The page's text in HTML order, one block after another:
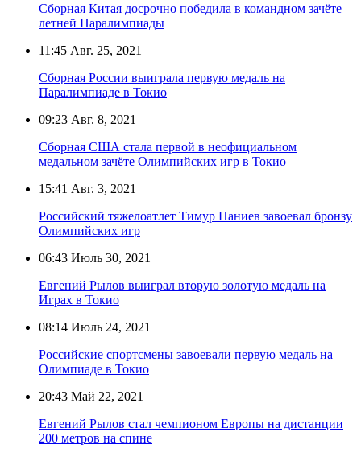
Сборная Китая досрочно победила в командном зачёте
летней Паралимпиады
11:45 Авг. 25, 2021
Сборная России выиграла первую медаль на
Паралимпиаде в Токио
09:23 Авг. 8, 2021
Сборная США стала первой в неофициальном
медальном зачёте Олимпийских игр в Токио
15:41 Авг. 3, 2021
Российский тяжелоатлет Тимур Наниев завоевал бронзу
Олимпийских игр
06:43 Июль 30, 2021
Евгений Рылов выиграл вторую золотую медаль на
Играх в Токио
08:14 Июль 24, 2021
Российские спортсмены завоевали первую медаль на
Олимпиаде в Токио
20:43 Май 22, 2021
Евгений Рылов стал чемпионом Европы на дистанции
200 метров на спине